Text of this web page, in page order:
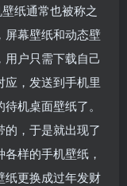
纸通常也被称之
屏幕壁纸和动态壁
户只需下载自己
，发送到手机里
机桌面壁纸了。
，于是就出现了
样的手机壁纸，
纸更换成过年发财